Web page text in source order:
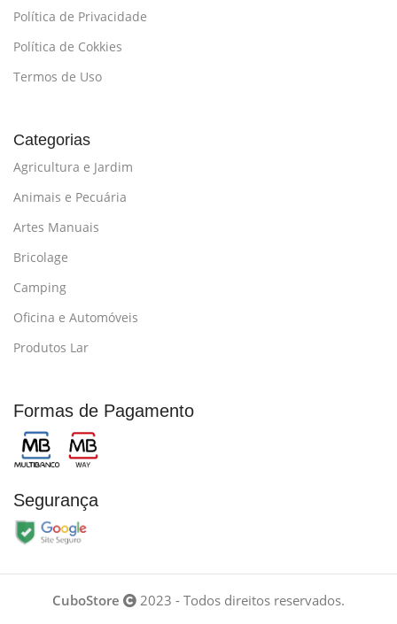
Política de Privacidade
Política de Cokkies
Termos de Uso
Categorias
Agricultura e Jardim
Animais e Pecuária
Artes Manuais
Bricolage
Camping
Oficina e Automóveis
Produtos Lar
Formas de Pagamento
Segurança
CuboStore 2023 - Todos direitos reservados.